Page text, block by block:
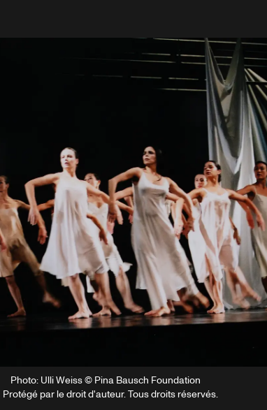
Photo: Ulli Weiss © Pina Bausch Foundation
Protégé par le droit d'auteur. Tous droits réservés.